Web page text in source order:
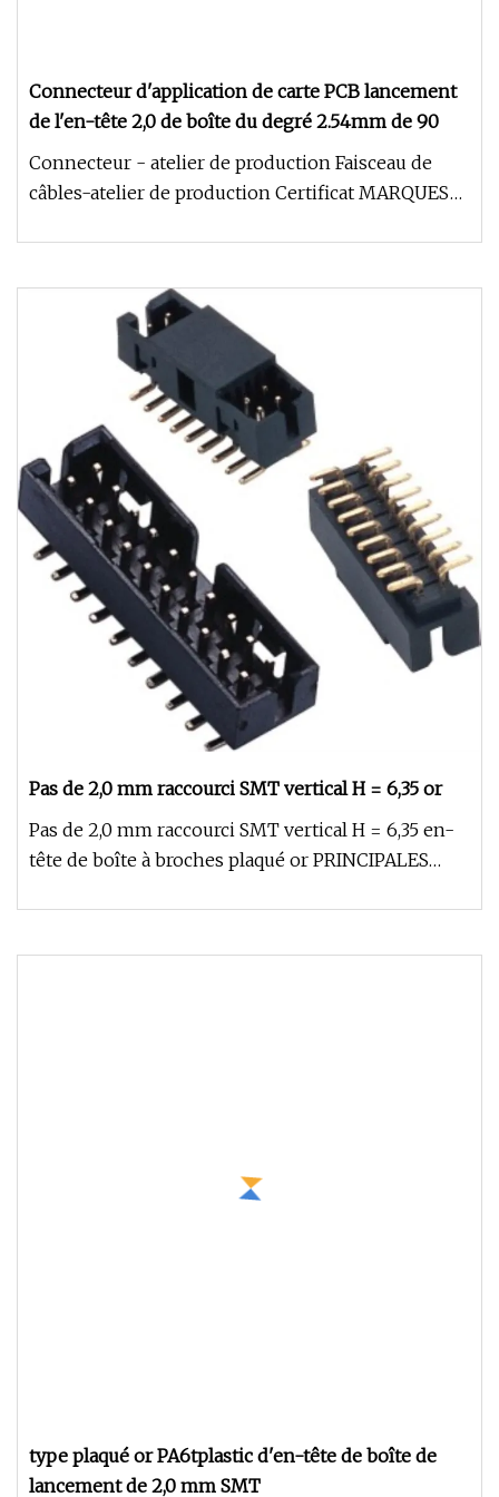
Connecteur d'application de carte PCB lancement
de l'en-tête 2,0 de boîte du degré 2.54mm de 90
Connecteur - atelier de production Faisceau de
câbles-atelier de production Certificat MARQUES
Pas de 2,0 mm raccourci SMT vertical H = 6,35 or
Pas de 2,0 mm raccourci SMT vertical H = 6,35 en-
tête de boîte à broches plaqué or PRINCIPALES
type plaqué or PA6tplastic d'en-tête de boîte de
lancement de 2,0 mm SMT